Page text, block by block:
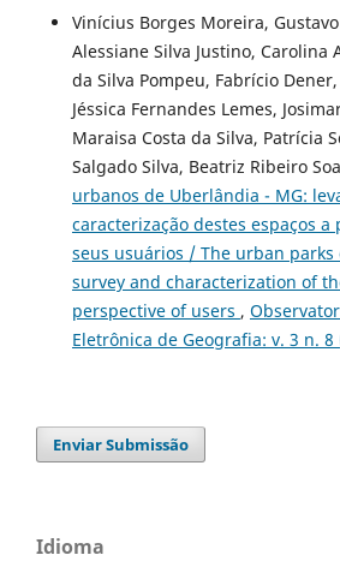
Vinícius Borges Moreira,
Alessiane Silva Justino, Carolina
da Silva Pompeu, Fabrício
Jéssica Fernandes Lemes,
Maraisa Costa da Silva, Patrícia
Salgado Silva, Beatriz Ribeiro
urbanos de Uberlândia - MG:
caracterização destes espaços
seus usuários / The urban parks
survey and characterization of
perspective of users ,
Eletrônica de Geografia: v. 3 n. 8
Enviar Submissão
Idioma